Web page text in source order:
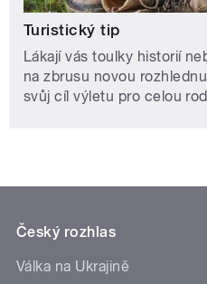
Turistický tip
Lákají vás toulky historií
na zbrusu novou
svůj cíl výletu pro celou
Český rozhlas
Válka na Ukrajině